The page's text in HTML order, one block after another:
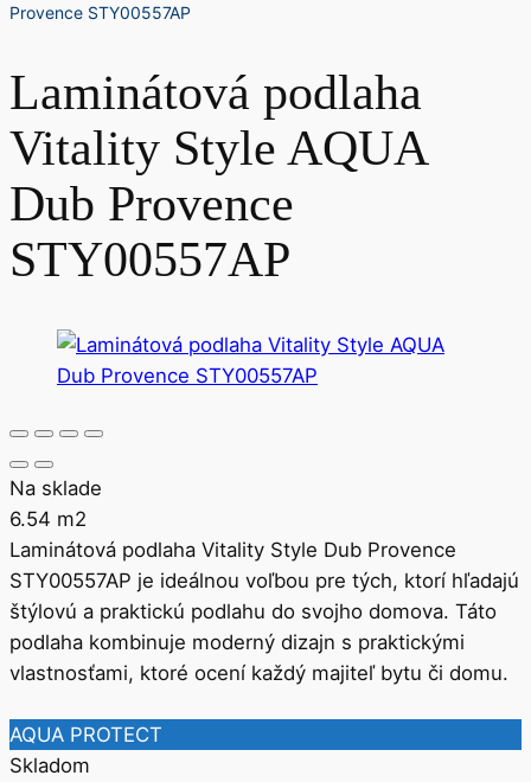
Provence STY00557AP
Laminátová podlaha
Vitality Style AQUA
Dub Provence
STY00557AP
Na sklade
6.54 m2
Laminátová podlaha Vitality Style Dub Provence
STY00557AP je ideálnou voľbou pre tých, ktorí hľadajú
štýlovú a praktickú podlahu do svojho domova. Táto
podlaha kombinuje moderný dizajn s praktickými
vlastnosťami, ktoré ocení každý majiteľ bytu či domu.
AQUA PROTECT
Skladom